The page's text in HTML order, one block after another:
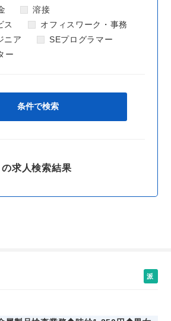
溶接
ス
オフィスワーク・事務
ニア
SEプログラマー
ー
求人検索結果
派